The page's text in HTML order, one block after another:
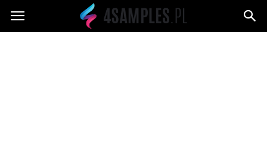
4samples.pl